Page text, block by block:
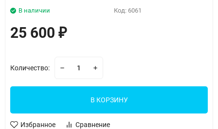
Код: 6061
В наличии
25 600 ₽
Количество:
В КОРЗИНУ
Избранное Сравнение